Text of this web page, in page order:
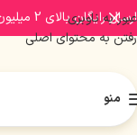
عبور به ناوبری
رفتن به محتوای اصلی
منو
ارسال رایگان بالای 2 میلیون و 500 هزار تومان (تا 5 کیلوگرم)